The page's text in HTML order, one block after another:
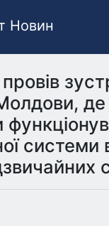
Новин
де
системи